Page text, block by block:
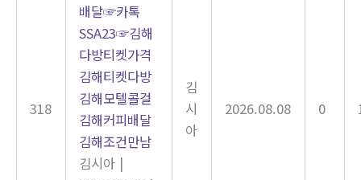
318
배달☞카톡
SSA23☞김해
다방티켓가격
김해티켓다방
김해모텔콜걸
김해커피배달
김해조건만남
김시아 |
김
시
아
2026.08.08 0